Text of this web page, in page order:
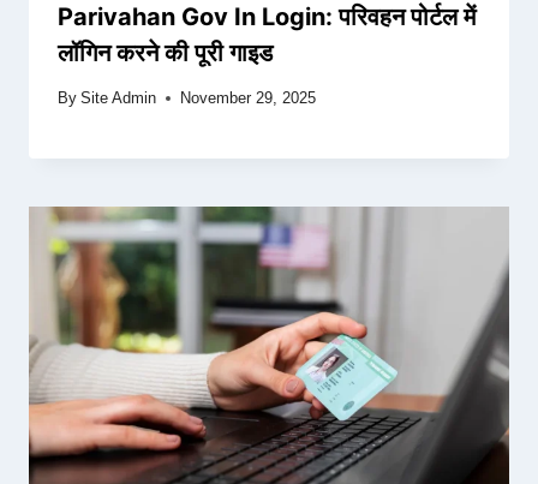
Parivahan Gov In Login: परिवहन पोर्टल में
लॉगिन करने की पूरी गाइड
By Site Admin November 29, 2025